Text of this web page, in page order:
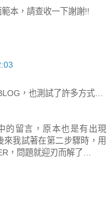
本，請查收一下謝謝!!
，也測試了許多方式…
的留言，原本也是有出現
我試著在第二步驟時，用
，問題就迎刃而解了…